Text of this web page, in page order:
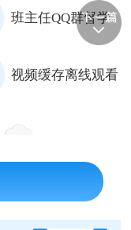
班主任QQ群督学
视频缓存离线观看